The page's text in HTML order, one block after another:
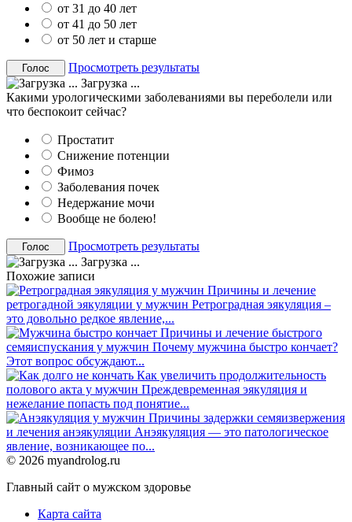
от 31 до 40 лет
от 41 до 50 лет
от 50 лет и старше
Просмотреть результаты
Загрузка ...
Какими урологическими заболеваниями вы переболели или
что беспокоит сейчас?
Простатит
Снижение потенции
Фимоз
Заболевания почек
Недержание мочи
Вообще не болею!
Просмотреть результаты
Загрузка ...
Похожие записи
Причины и лечение
ретрогадной эякуляции у мужчин Ретроградная эякуляция –
это довольно редкое явление,...
Причины и лечение быстрого
семяиспускания у мужчин Почему мужчина быстро кончает?
Этот вопрос обсуждают...
Как увеличить продолжительность
полового акта у мужчин Преждевременная эякуляция и
нежелание попасть под понятие...
Причины задержки семяизвержения
и лечения анэякуляции Анэякуляция — это патологическое
явление, возникающее по...
© 2026 myandrolog.ru
Главный сайт о мужском здоровье
Карта сайта